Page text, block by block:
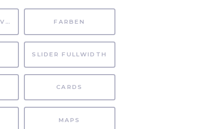
MP4, YOUTUBE, VIMEO FARBEN
SLIDER FULLWIDTH
CARDS
MAPS